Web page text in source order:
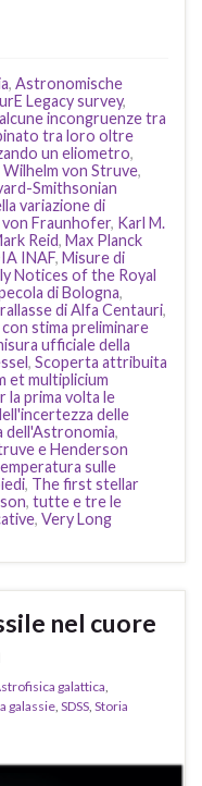
, Astronomische
Legacy survey,
incongruenze tra
tra loro oltre
un eliometro,
von Struve,
Smithsonian
variazione di
von Fraunhofer, Karl M.
Reid, Max Planck
INAF, Misure di
Notices of the Royal
di Bologna,
di Alfa Centauri,
stima preliminare
ufficiale della
, Scoperta attribuita
et multiplicium
la prima volta le
delle
dell'Astronomia,
e Henderson
sulle
, The first stellar
, tutte e tre le
, Very Long
nel cuore
galattica
galassie SDSS Storia